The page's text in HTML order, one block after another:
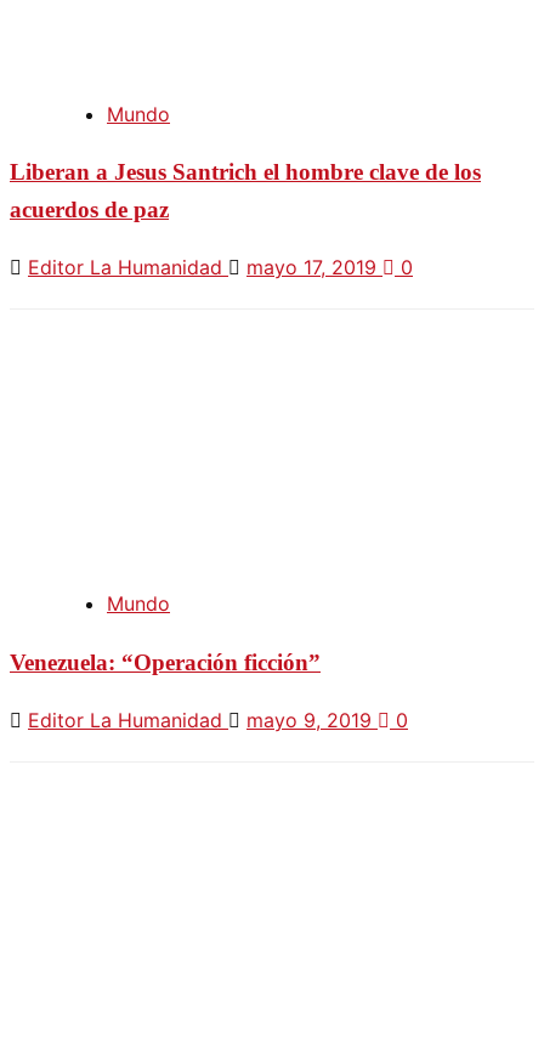
Mundo
Liberan a Jesus Santrich el hombre clave de los
acuerdos de paz
Editor La Humanidad mayo 17, 2019 0
Mundo
Venezuela: “Operación ficción”
Editor La Humanidad mayo 9, 2019 0